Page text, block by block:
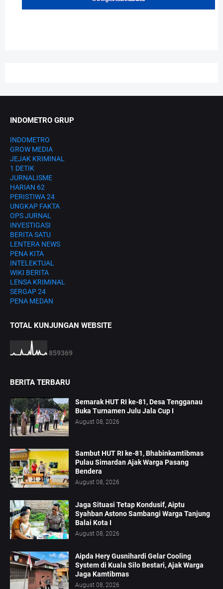
INDOMETRO GRUP
INDOMETRO
GROW MEDIA
JEJAK KRIMINAL
1 DETIK
JURNALISME
HARIAN 62
PERISTIWA 24
UNGKAP FAKTA
OPS JURNAL
INVESTIGASI
BERITA SATU
LENTERA NEWS
PENA KITA
INTELEKTUAL
WIKI BERITA
LENSA KRIMINAL
SERGAP 24
PENA MEDAN
TOTAL KUNJUNGAN WEBSITE
859369
BERITA TERBARU
Semarak HUT RI ke-81, Desa Tengganau
Buka Turnamen Julu Jala Cup I
August 08, 2026
Sambut HUT RI ke-81, Bhabinkamtibmas
Pulau Simardan Ajak Warga Pasang
Bendera
August 08, 2026
Jaga Situasi Tetap Kondusif, Aiptu
Syahban Astono Sambangi Warga Tanjung
Balai Kota I
August 08, 2026
Aipda Hery Gusnihardi Gelar Cooling
System di Kuala Silo Bestari, Ajak Warga
Jaga Kamtibmas
August 08, 2026